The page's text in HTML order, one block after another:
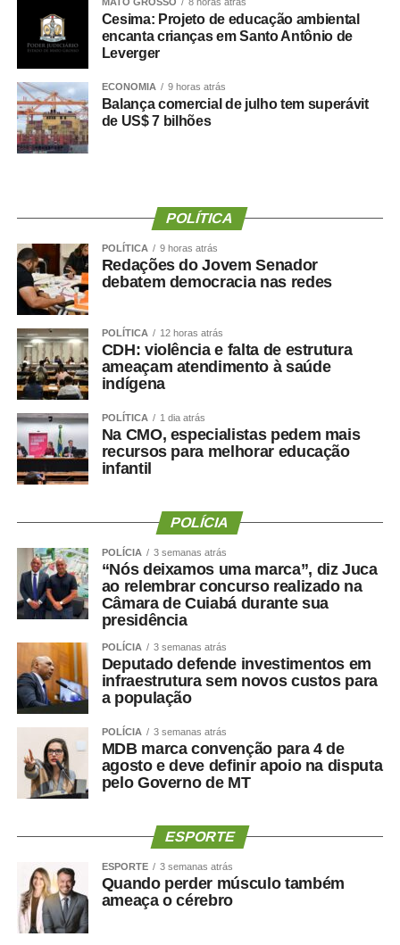
Durante a convenção, o Partido Novo também
homologou os nomes que disputarão vagas na Câmara
Grosso.
Candidatos a deputado federal:
Caio Cordeiro
Gal Rodrigues
Doutora Débora
Professor Haroldo
Cabo Menegatti
Vinicius Santana
Bolsonaro da Shopee
Candidatos a deputado estadual:
Irmão do Salão
Missionária Elaine Belussi
Frida Aila
Pastor Samuel Ferreira
Pastor Sargento Gualterney
Pablo Diniz
Regis Cardoso
Sargento Jucá
Victor Carvalho
Fredison Dias
Hedvaldo Costa
Carlos Dorilêo Jr.
Dra. Ana Rosa Job
Rosângela Santos
Irmão Aparecido
Arthur Garcia
Elizeu Nascimento
Milton Baldin
Regina Ferraz
Riene Enfermeira
Silvestre
MATO GROSSO 8 horas atrás
Cesima: Projeto de educação ambiental
encanta crianças em Santo Antônio de
Leverger
ECONOMIA 9 horas atrás
Balança comercial de julho tem superávit
de US$ 7 bilhões
POLÍTICA
POLÍTICA 9 horas atrás
Redações do Jovem Senador
debatem democracia nas redes
POLÍTICA 12 horas atrás
CDH: violência e falta de estrutura
ameaçam atendimento à saúde
indígena
POLÍTICA 1 dia atrás
Na CMO, especialistas pedem mais
recursos para melhorar educação
infantil
POLÍCIA
POLÍCIA 3 semanas atrás
“Nós deixamos uma marca”, diz Juca
ao relembrar concurso realizado na
Câmara de Cuiabá durante sua
presidência
POLÍCIA 3 semanas atrás
Deputado defende investimentos em
infraestrutura sem novos custos para
a população
POLÍCIA 3 semanas atrás
MDB marca convenção para 4 de
agosto e deve definir apoio na disputa
pelo Governo de MT
ESPORTE
ESPORTE 3 semanas atrás
Quando perder músculo também
ameaça o cérebro